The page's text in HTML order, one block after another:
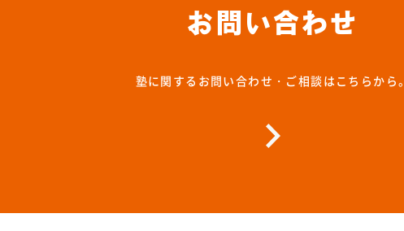
お問い合わせ
塾に関するお問い合わせ・ご相談はこちらから。